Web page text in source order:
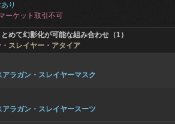
あり
ーケット取引不可
めて幻影化が可能な組み合わせ（1）
スレイヤー・アタイア
アラガン・スレイヤーマスク
アラガン・スレイヤースーツ